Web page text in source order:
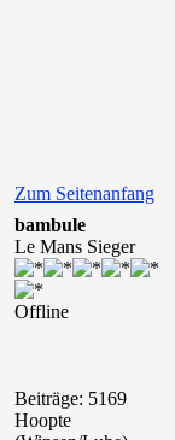
Zum Seitenanfang
bambule
Le Mans Sieger
Offline
Beiträge: 5169
Hoopte